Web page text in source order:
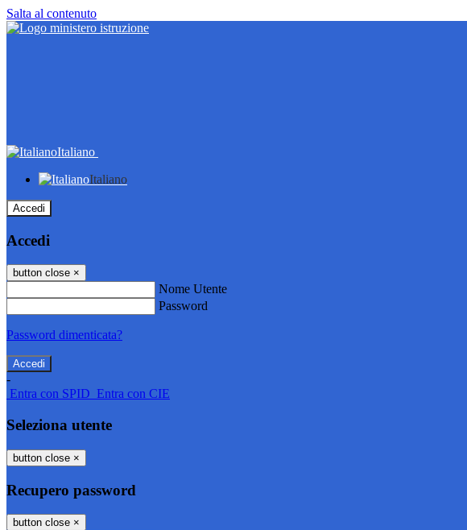
Salta al contenuto
Italiano
Italiano
Accedi
Accedi
button close ×
Nome Utente
Password
Password dimenticata?
-
Entra con SPID Entra con CIE
Seleziona utente
button close ×
Recupero password
button close ×